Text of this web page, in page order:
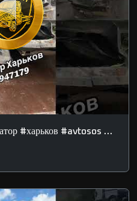
Эвакуатор Харьков #эвакуатор #харьков #avtosos #0664947179